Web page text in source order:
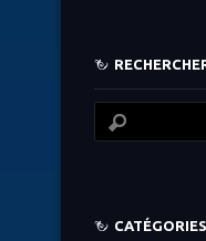
CATÉGORIES